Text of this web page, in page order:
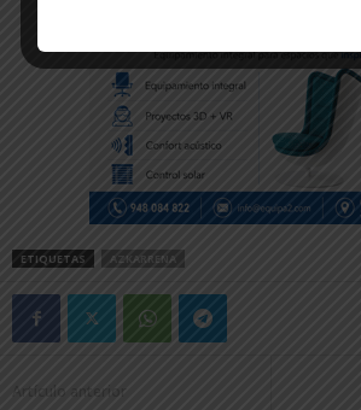
ETIQUETAS AZKARRENA
Artículo anterior